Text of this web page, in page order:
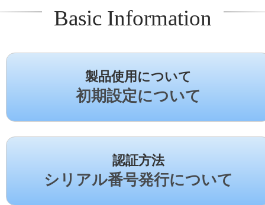
Basic Information
製品使用について
初期設定について
認証方法
シリアル番号発行について